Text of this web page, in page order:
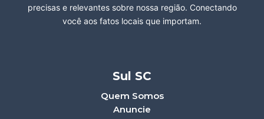
precisas e relevantes sobre nossa região. Conectando
você aos fatos locais que importam.
Sul SC
Quem Somos
Anuncie